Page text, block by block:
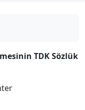
TDK Sözlük